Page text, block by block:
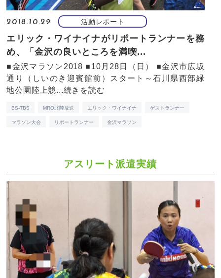
2018.10.29 活動レポート
エリック・ワイナイナがリポートランナーを務
め、「金沢の良いところを満喫...
■金沢マラソン2018 ■10月28日（日） ■金沢市広坂
通り（しいのき迎賓館前）スタート～石川県西部緑
地公園陸上競...続きを読む
BS-TBS MRO北陸放送 エリック・ワイナイナ ゲストランナー
マラソン大会 リポートランナー 金沢マラソン
アスリート派遣実績